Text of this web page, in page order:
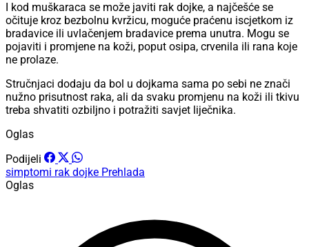
I kod muškaraca se može javiti rak dojke, a najčešće se
očituje kroz bezbolnu kvržicu, moguće praćenu iscjetkom iz
bradavice ili uvlačenjem bradavice prema unutra. Mogu se
pojaviti i promjene na koži, poput osipa, crvenila ili rana koje
ne prolaze.
Stručnjaci dodaju da bol u dojkama sama po sebi ne znači
nužno prisutnost raka, ali da svaku promjenu na koži ili tkivu
treba shvatiti ozbiljno i potražiti savjet liječnika.
Oglas
Podijeli
simptomi rak dojke Prehlada
Oglas